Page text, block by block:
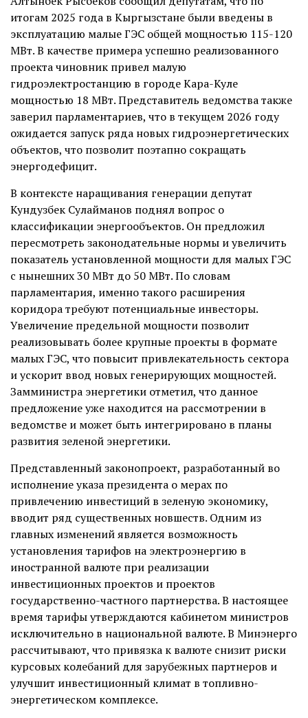
итогам 2025 года в Кыргызстане были введены в
эксплуатацию малые ГЭС общей мощностью 115-120
МВт. В качестве примера успешно реализованного
проекта чиновник привел малую
гидроэлектростанцию в городе Кара-Куле
мощностью 18 МВт. Представитель ведомства также
заверил парламентариев, что в текущем 2026 году
ожидается запуск ряда новых гидроэнергетических
объектов, что позволит поэтапно сокращать
энергодефицит.
В контексте наращивания генерации депутат
Кундузбек Сулайманов поднял вопрос о
классификации энергообъектов. Он предложил
пересмотреть законодательные нормы и увеличить
показатель установленной мощности для малых ГЭС
с нынешних 30 МВт до 50 МВт. По словам
парламентария, именно такого расширения
коридора требуют потенциальные инвесторы.
Увеличение предельной мощности позволит
реализовывать более крупные проекты в формате
малых ГЭС, что повысит привлекательность сектора
и ускорит ввод новых генерирующих мощностей.
Замминистра энергетики отметил, что данное
предложение уже находится на рассмотрении в
ведомстве и может быть интегрировано в планы
развития зеленой энергетики.
Представленный законопроект, разработанный во
исполнение указа президента о мерах по
привлечению инвестиций в зеленую экономику,
вводит ряд существенных новшеств. Одним из
главных изменений является возможность
установления тарифов на электроэнергию в
иностранной валюте при реализации
инвестиционных проектов и проектов
государственно-частного партнерства. В настоящее
время тарифы утверждаются кабинетом министров
исключительно в национальной валюте. В Минэнерго
рассчитывают, что привязка к валюте снизит риски
курсовых колебаний для зарубежных партнеров и
улучшит инвестиционный климат в топливно-
энергетическом комплексе.